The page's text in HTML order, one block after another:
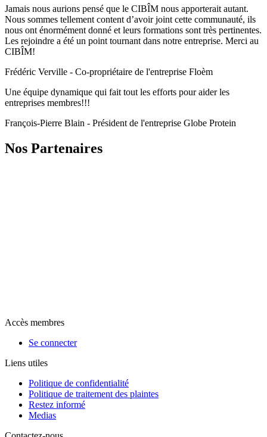
Jamais nous aurions pensé que le CIBÎM nous apporterait autant.
Nous sommes tellement content d’avoir joint cette communauté, ils
nous ont énormément donné et leurs formations sont très pertinentes.
Les rejoindre a été un point tournant dans notre entreprise. Merci au
CIBÎM!
Frédéric Verville - Co-propriétaire de l'entreprise Floèm
Une équipe dynamique qui fait tout les efforts pour aider les
entreprises membres!!!
François-Pierre Blain - Président de l'entreprise Globe Protein
Nos Partenaires
Accès membres
Se connecter
Liens utiles
Politique de confidentialité
Politique de traitement des plaintes
Restez informé
Medias